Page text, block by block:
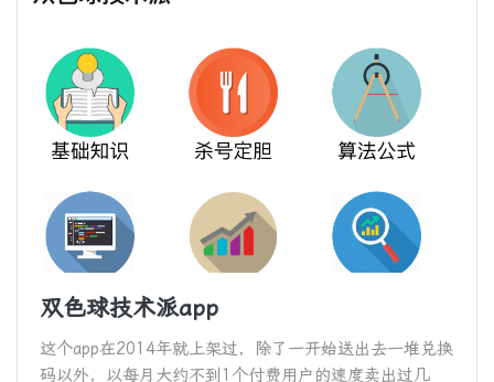
双色球技术派app
这个app在2014年就上架过，除了一开始送出去一堆兑换
码以外，以每月大约不到1个付费用户的速度卖出过几